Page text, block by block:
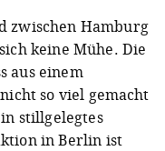
zwischen Hamburg
keine Mühe. Die
aus einem
so viel gemacht
stillgelegtes
in Berlin ist